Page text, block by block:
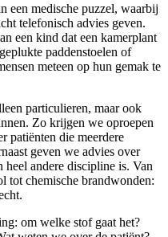
een medische puzzel, waarbij
telefonisch advies geven.
een kind dat een kamerplant
paddenstoelen of
meteen op hun gemak te
particulieren, maar ook
Zo krijgen we oproepen
patiënten die meerdere
geven we advies over
heel andere discipline is. Van
tot chemische brandwonden:
om welke stof gaat het?